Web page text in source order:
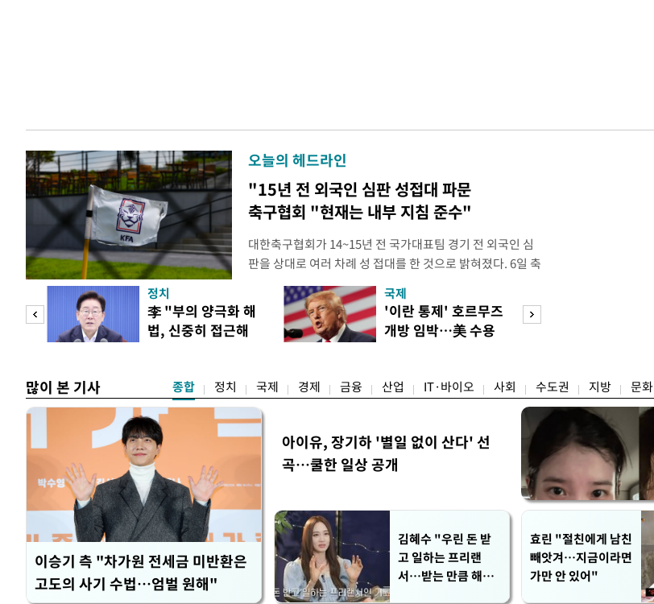
오늘의 헤드라인
"15년 전 외국인 심판 성접대 파문
축구협회 "현재는 내부 지침 준수"
대한축구협회가 14~15년 전 국가대표팀 경기 전 외국인 심
판을 상대로 여러 차례 성 접대를 한 것으로 밝혀졌다. 6일 축
구계에 따르면 국회의 한 의원실은 축구협회가 2011~2012
년 국제심판 10여 명에게 성 접대한 사실을 확인했다. 당시
축구협회는 외국인 심판과 감독관 등 10여 명에게 한 번에
수십만원에서 많게는 100만원이 넘는 돈을 성
정치
李 "부의 양극화 해
법, 신중히 접근해
국제
'이란 통제' 호르무즈
개방 임박…美 수용
많이 본 기사 종합 정치 국제 경제 금융 산업 IT·바이오 사회 수도권 지방 문화
이승기 측 "차가원 전세금 미반환은
고도의 사기 수법…엄벌 원해"
아이유, 장기하 '별일 없이 산다' 선
곡…쿨한 일상 공개
김혜수 "우린 돈 받
고 일하는 프리랜
서…받는 만큼 해내
효린 "절친에게 남친
빼앗겨…지금이라면
가만 안 있어"